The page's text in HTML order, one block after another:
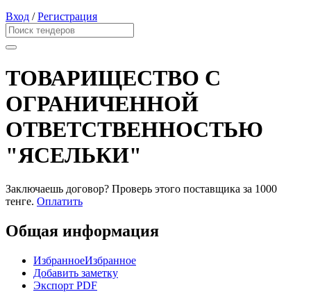
Вход /Регистрация
ТОВАРИЩЕСТВО С
ОГРАНИЧЕННОЙ
ОТВЕТСТВЕННОСТЬЮ
"ЯСЕЛЬКИ"
Заключаешь договор? Проверь этого поставщика за 1000
тенге. Оплатить
Общая информация
ИзбранноеИзбранное
Добавить заметку
Экспорт PDF